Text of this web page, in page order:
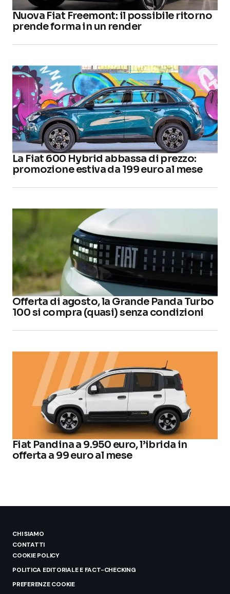
Nuova Fiat Freemont: il possibile ritorno
prende forma in un render
La Fiat 600 Hybrid abbassa di prezzo:
promozione estiva da 199 euro al mese
Offerta di agosto, la Grande Panda Turbo
100 si compra (quasi) senza condizioni
Fiat Pandina a 9.950 euro, l’ibrida in
offerta a 99 euro al mese
CHI SIAMO
CONTATTI
COOKIE POLICY
POLITICA EDITORIALE E FACT-CHECKING
PREFERENZE COOKIE